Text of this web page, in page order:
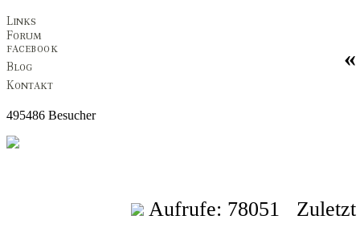
495486 Besucher
Aufrufe: 78051 Zuletzt